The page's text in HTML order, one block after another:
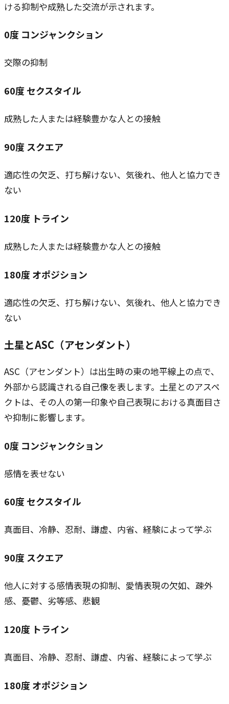
ける抑制や成熟した交流が示されます。
0度 コンジャンクション
交際の抑制
60度セクスタイル
成熟した人または経験豊かな人との接触
90度スクエア
適応性の欠乏、打ち解けない、気後れ、他人と協力でき
ない
120度 トライン
成熟した人または経験豊かな人との接触
180度オポジション
適応性の欠乏、打ち解けない、気後れ、他人と協力でき
ない
土星とASC（アセンダント）
ASC（アセンダント）は出生時の東の地平線上の点で、
外部から認識される自己像を表します。土星とのアスペ
クトは、その人の第一印象や自己表現における真面目さ
や抑制に影響します。
0度 コンジャンクション
感情を表せない
60度セクスタイル
真面目、冷静、忍耐、謙虚、内省、経験によって学ぶ
90度スクエア
他人に対する感情表現の抑制、愛情表現の欠如、疎外
感、憂鬱、劣等感、悲観
120度 トライン
真面目、冷静、忍耐、謙虚、内省、経験によって学ぶ
180度オポジション